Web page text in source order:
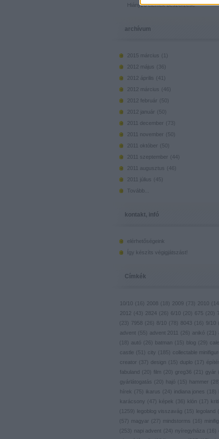
Hiányzó elemek beszerzése
archívum
2015 március (
)
2012 május ( 36 )
2012 április ( 41
)
2012 március ( 46 )
2012 február ( 50)
2012 január ( 50)
2011 december ( 73)
2011 november ( 50)
2011 október ( 50)
2011 szeptember ( 44)
2011 augusztus ( 46 )
2011 július ( 45)
Tovább
kontakt, infó
elérhetőségeink
Így készíts végigjátszást!
Címkék
10/10 ( 16 ) 2008 ( 18 ) 2009 ( 73) 2010 (
2012 ( 43) 2824 ( 26 ) 6/10 ( 20) 675 ( 20)
( 23) 7958 ( 26 ) 8/10 ( 78 ) 8043 ( 16 ) 9/10 (
advent ( 55) advent 2011 ( 26 ) anikó ( 21 )
(
18 ) autó ( 26 ) batman ( 15) blog ( 29)
castle ( 51 ) city ( 185) collectable
creator ( 37) design ( 15) duplo ( 17)
fabuland ( 20) film ( 20) greg36 ( 21 ) gyár (
gyárlátogatás ( 20) hajó ( 15) hammer ( 28
hírek ( 75) ikarus ( 24) indiana jones ( 18 )
karácsony ( 47) képek ( 36 ) klón ( 17)
(
1259) legoblog visszavág ( 15) legoland (
( 57) magyar ( 27) mindstorms ( 16 ) minifig
( 253) napi advent ( 24) nyíregyháza ( 16 )